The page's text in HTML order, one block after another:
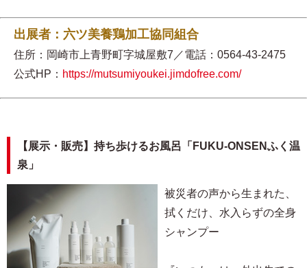
出展者：六ツ美養鶏加工協同組合
住所：岡崎市上青野町字城屋敷7／電話：0564-43-2475
公式HP： https://mutsumiyoukei.jimdofree.com/
【展示・販売】持ち歩けるお風呂「FUKU-ONSENふく温
泉」
被災者の声から生まれた、
拭くだけ、水入らずの全身
シャンプー